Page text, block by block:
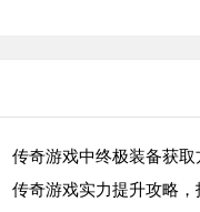
传奇游戏中终极装备获
传奇游戏实力提升攻略